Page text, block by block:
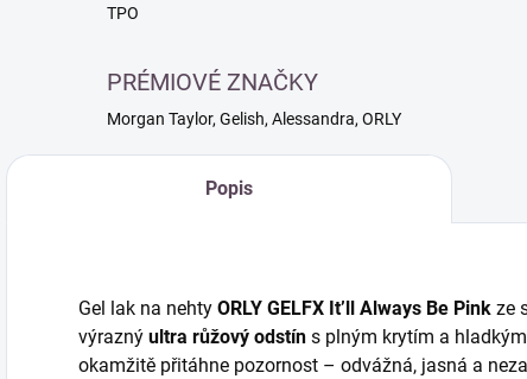
TPO
PRÉMIOVÉ ZNAČKY
Morgan Taylor, Gelish, Alessandra, ORLY
Popis
Gel lak na nehty ORLY GELFX It’ll Always Be Pink ze
výrazný ultra růžový odstín s plným krytím a
okamžitě přitáhne pozornost – odvážná, jasná a